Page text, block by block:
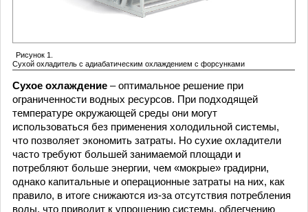
Рисунок 1.
Сухой охладитель с адиабатическим охлаждением с форсунками
Сухое охлаждение – оптимальное решение при
ограниченности водных ресурсов. При подходящей
температуре окружающей среды они могут
использоваться без применения холодильной системы,
что позволяет экономить затраты. Но сухие охладители
часто требуют большей занимаемой площади и
потребляют больше энергии, чем «мокрые» градирни,
однако капитальные и операционные затраты на них, как
правило, в итоге снижаются из-за отсутствия потребления
воды, что приводит к упрощению системы, облегчению